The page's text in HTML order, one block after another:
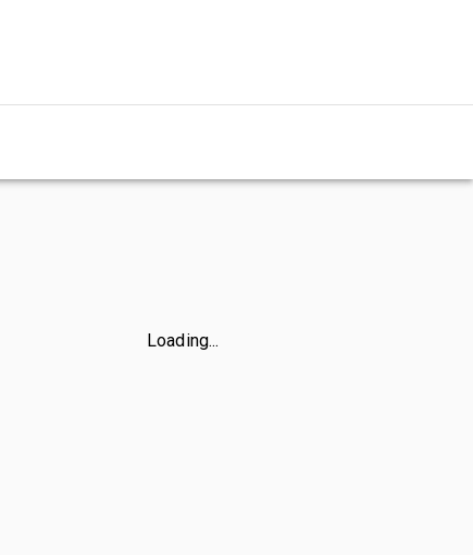
Loading...